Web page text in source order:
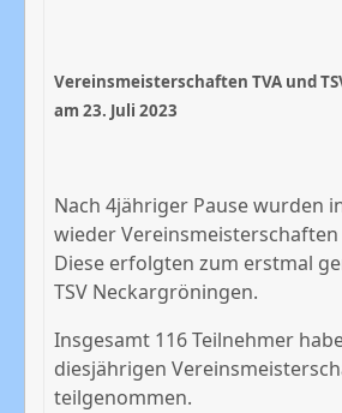
Vereinsmeisterschaften TVA und
am 23. Juli 2023
Nach 4jähriger Pause wurden
wieder
Diese erfolgten zum erstmal
TSV Neckargröningen.
Insgesamt 116 Teilnehmer
diesjährigen
teilgenommen.